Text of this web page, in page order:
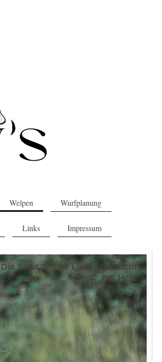
Welpen Wurfplanung
Links Impressum
Die Tibet Terrier Liebhaberzucht
mit Herz